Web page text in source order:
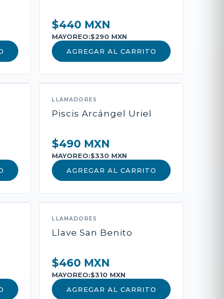
$440 MXN
MAYOREO:$290 MXN
AGREGAR AL CARRITO
LLAMADORES
Piscis Arcángel Uriel
$490 MXN
MAYOREO:$330 MXN
AGREGAR AL CARRITO
LLAMADORES
Llave San Benito
$460 MXN
MAYOREO:$310 MXN
AGREGAR AL CARRITO
cadena y oración de